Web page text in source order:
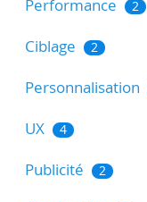
Performance 2
Ciblage 2
Personnalisation
UX 4
Publicité 2